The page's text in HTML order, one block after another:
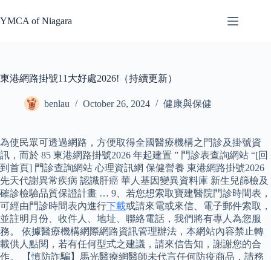
to
content
YMCA of Niagara
東港網路掛號11大好處2026!（持續更新）
benlau October 26, 2024 健康與保健
為使民眾可透過網路，方便取得全國醫療機構之門診及掛號資
訊，而於 85 東港網路掛號2026 年起建置 ” 門診表查詢網站 “[回
到首頁] 門診查詢網站 心理資訊網 保健營養 東港網路掛號2026
先天代謝異常疾病 認識肝癌 華人基因變異資料庫 新生兒篩檢及
確診檢驗品質保證計畫 … 9、若您想索取寶建醫院門診時間表，
可經由門診時間表內進行下載或請來電或來信、電子郵件索取，
並註明月份、收件人、地址、聯絡電話，我們將有專人為您服
務。 依據醫療機構網際網路資訊管理辦法，本網站內容禁止轉
載供人點閱，若有任何型式之建議，請來信告知，謝謝您的合
作。 【慎防詐騙】馬光醫療網醫師未代言任何防疫商品，請務